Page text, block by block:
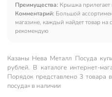
Преимущества: Крышка прилегает
Комментарий: Большой
магазине, каждый найдет товар на
рекомендую
Казаны Нева Металл Посуда
рублей. В каталоге интернет-
Порядок представлено 3 товара
посуда» в наличии